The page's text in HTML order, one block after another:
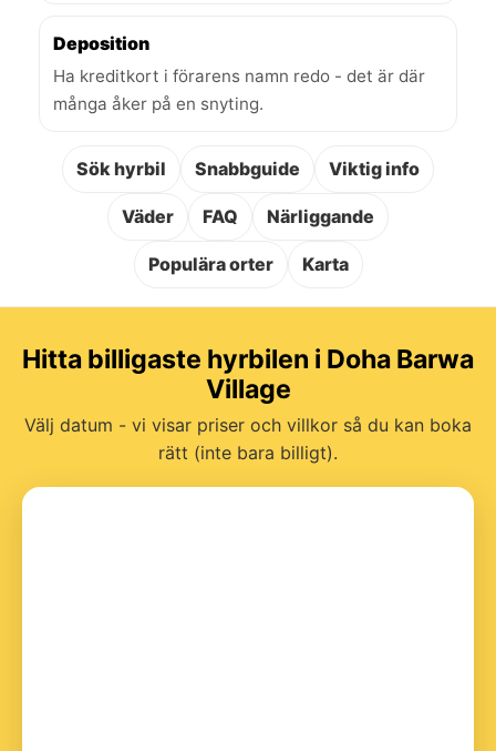
Deposition
Ha kreditkort i förarens namn redo - det är där
många åker på en snyting.
Sök hyrbil Snabbguide Viktig info
Väder FAQ Närliggande
Populära orter Karta
Hitta billigaste hyrbilen i Doha Barwa
Village
Välj datum - vi visar priser och villkor så du kan boka
rätt (inte bara billigt).